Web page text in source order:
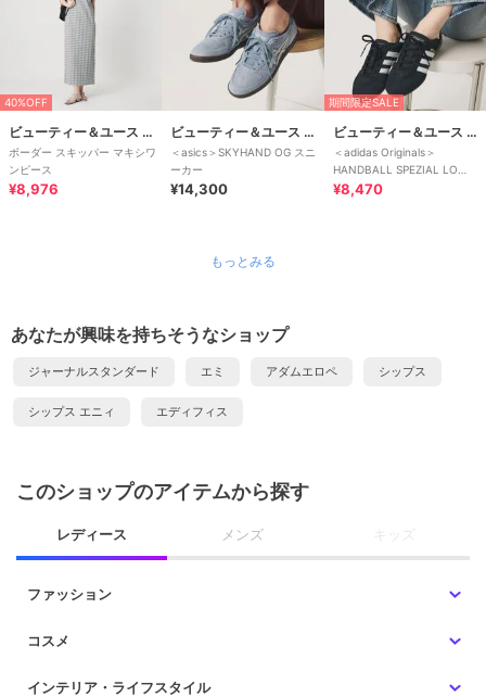
40%OFF
ビューティー＆ユース ユナイテッドアローズ
ボーダー スキッパー マキシワ
ンピース
¥8,976
ビューティー＆ユース ユナイテッドアローズ
＜asics＞SKYHAND OG スニ
ーカー
¥14,300
期間限定SALE
ビューティー＆ユース ユナイテッドアローズ
＜adidas Originals＞
HANDBALL SPEZIAL LO
PRO/スニーカー
¥8,470
もっとみる
あなたが興味を持ちそうなショップ
ジャーナルスタンダード エミ アダムエロペ シップス
シップス エニィ エディフィス
このショップのアイテムから探す
レディース メンズ キッズ
ファッション
コスメ
インテリア・ライフスタイル